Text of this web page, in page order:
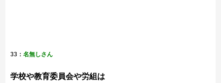
33：名無しさん
学校や教育委員会や労組は